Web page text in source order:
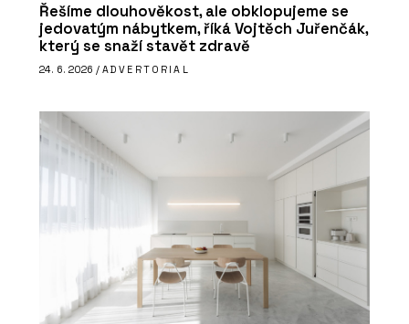
Řešíme dlouhověkost, ale obklopujeme se
jedovatým nábytkem, říká Vojtěch Juřenčák,
který se snaží stavět zdravě
24. 6. 2026 / ADVERTORIAL